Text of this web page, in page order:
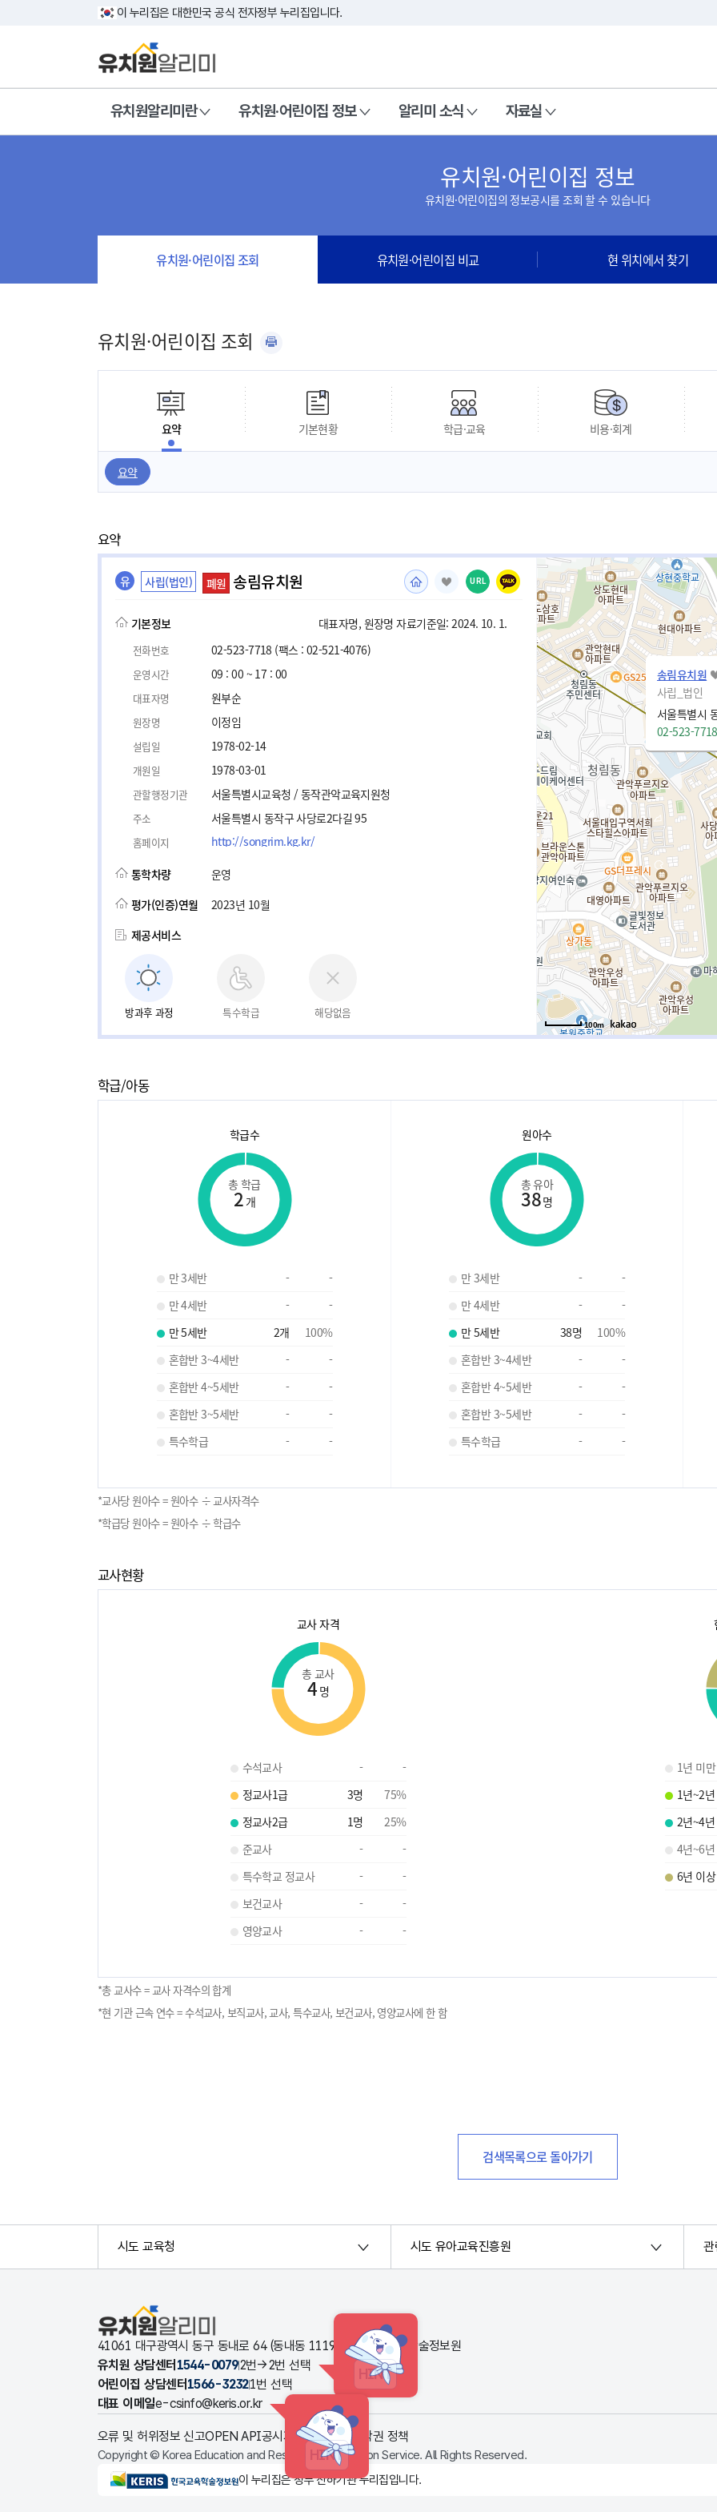
이 누리집은 대한민국 공식 전자정부 누리집입니다.
유치원알리미란 유치원·어린이집 정보 알리미 소식 자료실
유치원·어린이집 정보
유치원·어린이집의 정보공시를 조회 할 수 있습니다
유치원·어린이집 조회 유치원·어린이집 비교 현 위치에서 찾기
유치원·어린이집 조회
요약 기본현황 학급·교육 비용·회계
요약
요약
유 사립(법인) 폐원 송림유치원 URL
기본정보 대표자명, 원장명 자료기준일: 2024. 10. 1.
전화번호 02-523-7718 (팩스 : 02-521-4076)
운영시간 09 : 00 ~ 17 : 00
대표자명 원부순
원장명 이정임
설립일 1978-02-14
개원일 1978-03-01
관할행정기관 서울특별시교육청 / 동작관악교육지원청
주소 서울특별시 동작구 사당로2다길 95
홈페이지 http://songrim.kg.kr/
통학차량
운영
평가(인증)연월
2023년 10월
제공서비스
방과후 과정 특수학급 해당없음
송림유치원
사립_법인
서울특별시
02-523-7718
100m
학급/아동
학급수
총 학급
2 개
만 3세반 -
-
만 4세반
-
-
만 5세반
2개 100%
혼합반 3~4세반
-
-
혼합반 4~5세반
-
-
혼합반 3~5세반
-
-
특수학급
- -
원아수
총 유아
38명
만 3세반 -
-
만 4세반
-
-
만 5세반
38명 100%
혼합반 3~4세반
-
-
혼합반 4~5세반
-
-
혼합반 3~5세반
-
-
특수학급
- -
*교사당 원아수 = 원아수 ÷ 교사자격수
*학급당 원아수 = 원아수 ÷ 학급수
교사현황
교사 자격
총 교사
4 명
수석교사 -
-
정교사1급
3명 75%
정교사2급
1명 25%
준교사
-
-
특수학교 정교사
-
-
보건교사
-
-
영양교사
- -
1년 미만
1년~2
2년~4
4년~6
6년 이상
*총 교사수 = 교사 자격수의 합계
*현 기관 근속 연수 = 수석교사, 보직교사, 교사, 특수교사, 보건교사, 영양교사에 한 함
검색목록으로 돌아가기
시도 교육청 시도 유아교육진흥원
유치원알리미
41061 대구광역시 동구 동내로 64 (동내동 1119번지) 한국교육학술정보원
유치원 상담센터 1544-00792번→2번 선택
HINT
어린이집 상담센터 1566-32321번 선택
대표 이메일e-csinfo@keris.or.kr
HINT
오류 및 허위정보 신고OPEN API공시자료 다운로드저작권 정책
Copyright © Korea Education and Research Information Service. All Rights Reserved.
KERIS한국교육학술정보원이 누리집은 정부 산하기관 누리집입니다.